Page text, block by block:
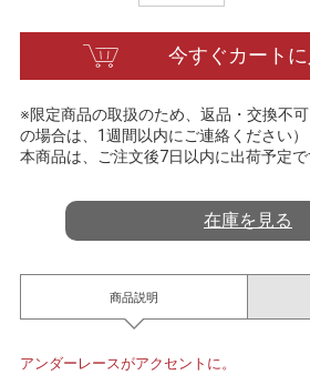
今すぐカート
※限定商品の取扱のため、返品・交換不
の場合は、1週間以内にご連絡ください）
本商品は、ご注文後7日以内に出荷予定で
在庫を見る
商品説明
アンダーレースがアクセントに。